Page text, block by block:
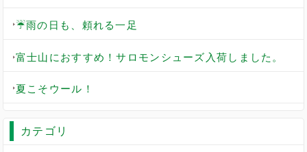
☔雨の日も、頼れる一足
富士山におすすめ！サロモンシューズ入荷しました。
夏こそウール！
カテゴリ